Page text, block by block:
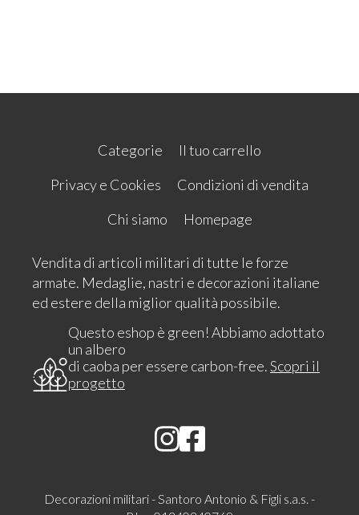
Categorie
Il tuo carrello
Privacy e Cookies
Condizioni di vendita
Chi siamo
Homepage
Vendita di articoli militari di tutte le forze
armate. Medaglie, nastri e decorazioni italiane
ed estere della miglior qualità possibile.
Questo eshop è green! Abbiamo adottato
un albero
di caoba per essere carbon-free.Scopri il
progetto
Decorazioni militari - Santoro Antonio & Figli s.a.s. -